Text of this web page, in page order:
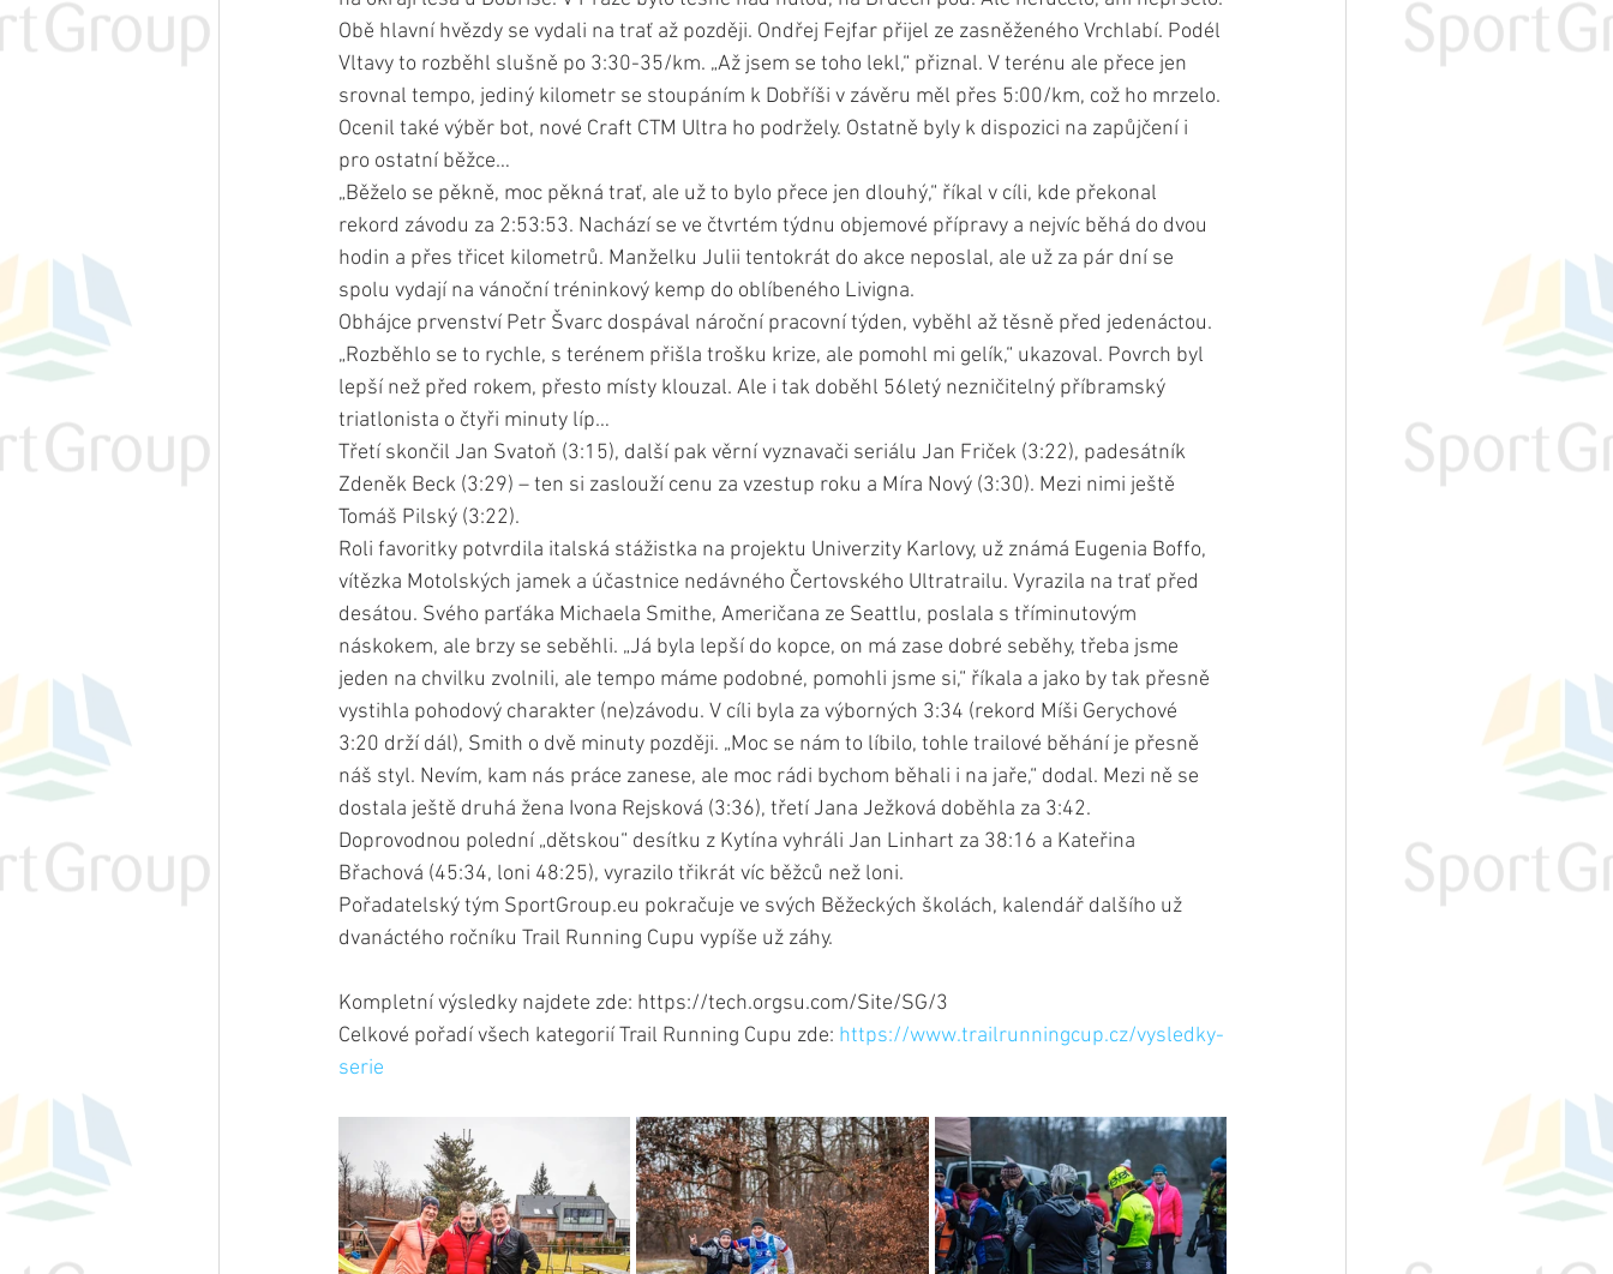
Obě hlavní hvězdy se vydali na trať až později. Ondřej Fejfar přijel ze zasněženého Vrchlabí. Podél
Vltavy to rozběhl slušně po 3:30-35/km. „Až jsem se toho lekl,“ přiznal. V terénu ale přece jen
srovnal tempo, jediný kilometr se stoupáním k Dobříši v závěru měl přes 5:00/km, což ho mrzelo.
Ocenil také výběr bot, nové Craft CTM Ultra ho podržely. Ostatně byly k dispozici na zapůjčení i
pro ostatní běžce…
„Běželo se pěkně, moc pěkná trať, ale už to bylo přece jen dlouhý,“ říkal v cíli, kde překonal
rekord závodu za 2:53:53. Nachází se ve čtvrtém týdnu objemové přípravy a nejvíc běhá do dvou
hodin a přes třicet kilometrů. Manželku Julii tentokrát do akce neposlal, ale už za pár dní se
spolu vydají na vánoční tréninkový kemp do oblíbeného Livigna.
Obhájce prvenství Petr Švarc dospával nároční pracovní týden, vyběhl až těsně před jedenáctou.
„Rozběhlo se to rychle, s terénem přišla trošku krize, ale pomohl mi gelík,“ ukazoval. Povrch byl
lepší než před rokem, přesto místy klouzal. Ale i tak doběhl 56letý nezničitelný příbramský
triatlonista o čtyři minuty líp…
Třetí skončil Jan Svatoň (3:15), další pak věrní vyznavači seriálu Jan Friček (3:22), padesátník
Zdeněk Beck (3:29) – ten si zaslouží cenu za vzestup roku a Míra Nový (3:30). Mezi nimi ještě
Tomáš Pilský (3:22).
Roli favoritky potvrdila italská stážistka na projektu Univerzity Karlovy, už známá Eugenia Boffo,
vítězka Motolských jamek a účastnice nedávného Čertovského Ultratrailu. Vyrazila na trať před
desátou. Svého parťáka Michaela Smithe, Američana ze Seattlu, poslala s tříminutovým
náskokem, ale brzy se seběhli. „Já byla lepší do kopce, on má zase dobré seběhy, třeba jsme
jeden na chvilku zvolnili, ale tempo máme podobné, pomohli jsme si,“ říkala a jako by tak přesně
vystihla pohodový charakter (ne)závodu. V cíli byla za výborných 3:34 (rekord Míši Gerychové
3:20 drží dál), Smith o dvě minuty později. „Moc se nám to líbilo, tohle trailové běhání je přesně
náš styl. Nevím, kam nás práce zanese, ale moc rádi bychom běhali i na jaře,“ dodal. Mezi ně se
dostala ještě druhá žena Ivona Rejsková (3:36), třetí Jana Ježková doběhla za 3:42.
Doprovodnou polední „dětskou“ desítku z Kytína vyhráli Jan Linhart za 38:16 a Kateřina
Břachová (45:34, loni 48:25), vyrazilo třikrát víc běžců než loni.
Pořadatelský tým SportGroup.eu pokračuje ve svých Běžeckých školách, kalendář dalšího už
dvanáctého ročníku Trail Running Cupu vypíše už záhy.
Kompletní výsledky najdete zde: https://tech.orgsu.com/Site/SG/3
Celkové pořadí všech kategorií Trail Running Cupu zde: https://www.trailrunningcup.cz/vysledky-
serie